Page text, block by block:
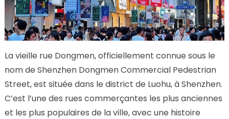
La vieille rue Dongmen, officiellement connue sous le
nom de Shenzhen Dongmen Commercial Pedestrian
Street, est située dans le district de Luohu, à Shenzhen.
C’est l’une des rues commerçantes les plus anciennes
et les plus populaires de la ville, avec une histoire